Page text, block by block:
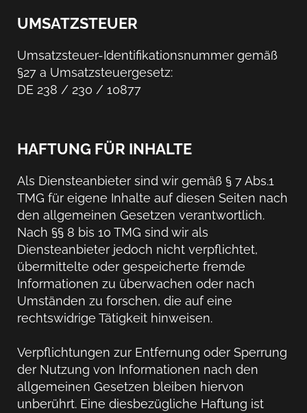
UMSATZSTEUER
Umsatzsteuer-Identifikationsnummer gemäß
§27 a Umsatzsteuergesetz:
DE 238 / 230 / 10877
HAFTUNG FÜR INHALTE
Als Diensteanbieter sind wir gemäß § 7 Abs.1
TMG für eigene Inhalte auf diesen Seiten nach
den allgemeinen Gesetzen verantwortlich.
Nach §§ 8 bis 10 TMG sind wir als
Diensteanbieter jedoch nicht verpflichtet,
übermittelte oder gespeicherte fremde
Informationen zu überwachen oder nach
Umständen zu forschen, die auf eine
rechtswidrige Tätigkeit hinweisen.
Verpflichtungen zur Entfernung oder Sperrung
der Nutzung von Informationen nach den
allgemeinen Gesetzen bleiben hiervon
unberührt. Eine diesbezügliche Haftung ist